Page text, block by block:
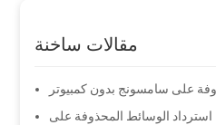
مقالات ساخنة
على سامسونج بدون كمبيوتر
الوسائط المحذوفة على